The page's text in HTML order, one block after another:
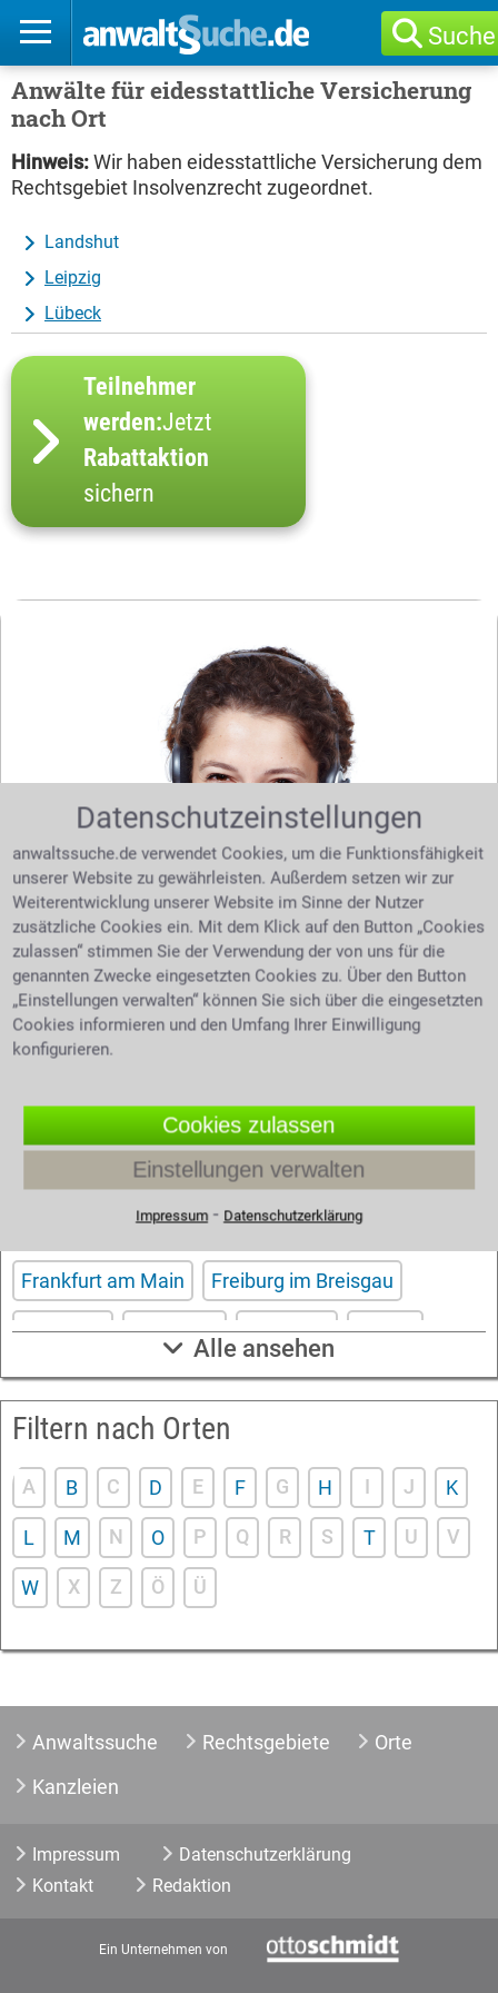
Suche
Anwälte für eidesstattliche Versicherung
nach Ort
Hinweis:Wir haben eidesstattliche Versicherung dem
Rechtsgebiet Insolvenzrecht zugeordnet.
Landshut
Leipzig
Lübeck
Teilnehmer
werden:Jetzt
Rabattaktion
sichern
Sie benötigen Hilfe bei Ihrer Suche nach dem
richtigen Anwalt? Dann schreiben Sie uns über
unserKontaktformular. Wir helfen Ihnen kostenlos
und unverbindlich.
Filtern nach Großstädten
Berlin Bonn Bremen Dortmund
Düsseldorf Essen
Frankfurt am Main Freiburg im Breisgau
Hamburg Hannover Karlsruhe Kassel
Köln Leipzig Mannheim München
Nürnberg Saarbrücken
Würzburg
Alle ansehen
Filtern nach Orten
A B C D E F G H I J K
L M N O P Q R S T U V
W X Z Ö Ü
Anwaltssuche Rechtsgebiete
Orte
Kanzleien
Impressum
Datenschutzerklärung
Kontakt
Redaktion
Ein Unternehmen von
Datenschutzeinstellungen
anwaltssuche.de verwendet Cookies, um die Funktionsfähigkeit
unserer Website zu gewährleisten. Außerdem setzen wir zur
Weiterentwicklung unserer Website im Sinne der Nutzer
zusätzliche Cookies ein. Mit dem Klick auf den Button „Cookies
zulassen“ stimmen Sie der Verwendung der von uns für die
genannten Zwecke eingesetzten Cookies zu. Über den Button
„Einstellungen verwalten“ können Sie sich über die eingesetzten
Cookies informieren und den Umfang Ihrer Einwilligung
konfigurieren.
Cookies zulassen
Einstellungen verwalten
Impressum⁃ Datenschutzerklärung